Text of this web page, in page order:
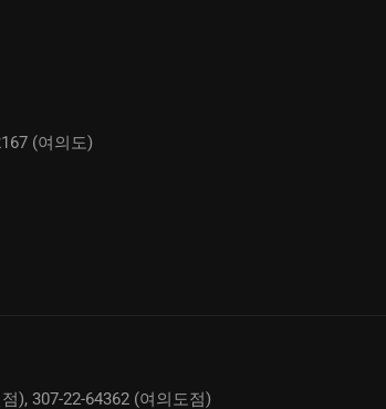
(여의도)
), 307-22-64362 (여의도점)